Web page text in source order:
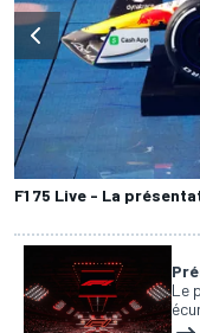
F1 75 Live - La
Le